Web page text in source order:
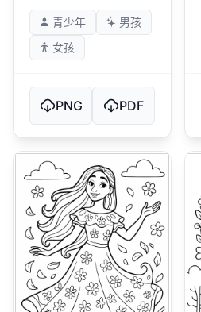
青少年
男孩
女孩
PNG PDF